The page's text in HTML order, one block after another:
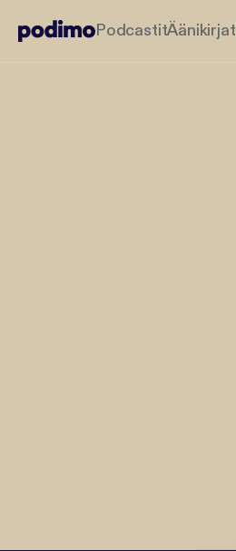
PodcastitÄänikirjat